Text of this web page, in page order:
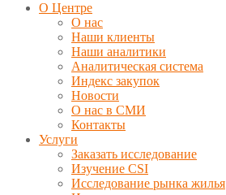
О Центре
О нас
Наши клиенты
Наши аналитики
Аналитическая система
Индекс закупок
Новости
О нас в СМИ
Контакты
Услуги
Заказать исследование
Изучение CSI
Исследование рынка жилья